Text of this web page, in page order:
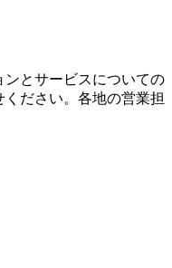
ンとサービスについての
ださい。各地の営業担